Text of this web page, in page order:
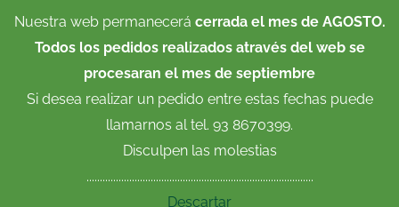
Nuestra web permanecerá cerrada el mes de AGOSTO.
Todos los pedidos realizados através del web se
procesaran el mes de septiembre
Si desea realizar un pedido entre estas fechas puede
llamarnos al tel. 93 8670399.
Disculpen las molestias
.....................................................................................
Descartar